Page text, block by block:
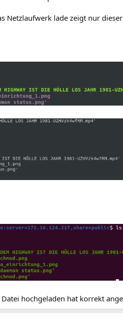
Netzlaufwerk lade zeigt nur
hochgeladen hat korrekt